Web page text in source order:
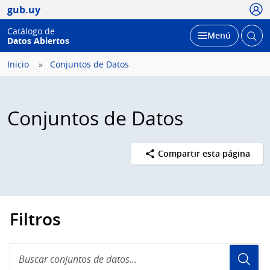
gub.uy
Catálogo de
Datos Abiertos
Desplegar
Menú Abrir
Inicio Conjuntos de Datos
Conjuntos de Datos
Compartir esta página
Filtros
conjuntos